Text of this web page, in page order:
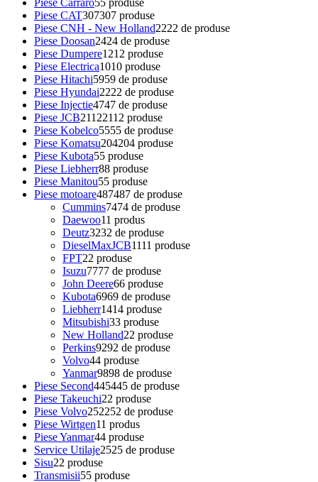
Piese CAT307307 produse
Piese CNH - New Holland2222 de produse
Piese Doosan2424 de produse
Piese Dumpere1212 produse
Piese Electrica1010 produse
Piese Hitachi5959 de produse
Piese Hyundai2222 de produse
Piese Injectie4747 de produse
Piese JCB21122112 produse
Piese Kobelco5555 de produse
Piese Komatsu204204 produse
Piese Kubota55 produse
Piese Liebherr88 produse
Piese Manitou55 produse
Piese motoare487487 de produse
Cummins7474 de produse
Daewoo11 produs
Deutz3232 de produse
DieselMaxJCB1111 produse
FPT22 produse
Isuzu7777 de produse
John Deere66 produse
Kubota6969 de produse
Liebherr1414 produse
Mitsubishi33 produse
New Holland22 produse
Perkins9292 de produse
Volvo44 produse
Yanmar9898 de produse
Piese Second445445 de produse
Piese Takeuchi22 produse
Piese Volvo252252 de produse
Piese Wirtgen11 produs
Piese Yanmar44 produse
Service Utilaje2525 de produse
Sisu22 produse
Transmisii55 produse